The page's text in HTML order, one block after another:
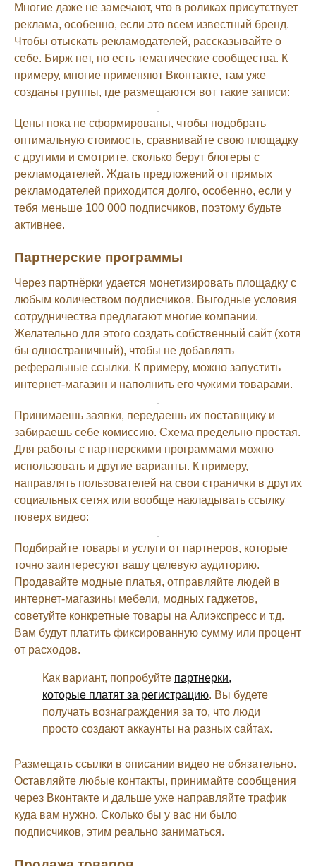
Многие даже не замечают, что в роликах присутствует
реклама, особенно, если это всем известный бренд.
Чтобы отыскать рекламодателей, рассказывайте о
себе. Бирж нет, но есть тематические сообщества. К
примеру, многие применяют Вконтакте, там уже
созданы группы, где размещаются вот такие записи:
Цены пока не сформированы, чтобы подобрать
оптимальную стоимость, сравнивайте свою площадку
с другими и смотрите, сколько берут блогеры с
рекламодателей. Ждать предложений от прямых
рекламодателей приходится долго, особенно, если у
тебя меньше 100 000 подписчиков, поэтому будьте
активнее.
Партнерские программы
Через партнёрки удается монетизировать площадку с
любым количеством подписчиков. Выгодные условия
сотрудничества предлагают многие компании.
Желательно для этого создать собственный сайт (хотя
бы одностраничный), чтобы не добавлять
реферальные ссылки. К примеру, можно запустить
интернет-магазин и наполнить его чужими товарами.
Принимаешь заявки, передаешь их поставщику и
забираешь себе комиссию. Схема предельно простая.
Для работы с партнерскими программами можно
использовать и другие варианты. К примеру,
направлять пользователей на свои странички в других
социальных сетях или вообще накладывать ссылку
поверх видео:
Подбирайте товары и услуги от партнеров, которые
точно заинтересуют вашу целевую аудиторию.
Продавайте модные платья, отправляйте людей в
интернет-магазины мебели, модных гаджетов,
советуйте конкретные товары на Алиэкспресс и т.д.
Вам будут платить фиксированную сумму или процент
от расходов.
Как вариант, попробуйте партнерки,
которые платят за регистрацию. Вы будете
получать вознаграждения за то, что люди
просто создают аккаунты на разных сайтах.
Размещать ссылки в описании видео не обязательно.
Оставляйте любые контакты, принимайте сообщения
через Вконтакте и дальше уже направляйте трафик
куда вам нужно. Сколько бы у вас ни было
подписчиков, этим реально заниматься.